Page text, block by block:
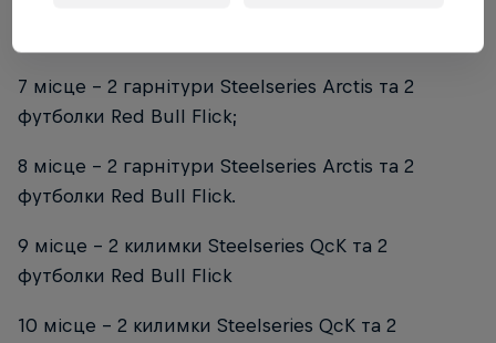
7 місце - 2 гарнітури Steelseries Arctis та 2
футболки Red Bull Flick;
8 місце - 2 гарнітури Steelseries Arctis та 2
футболки Red Bull Flick.
9 місце - 2 килимки Steelseries QcK та 2
футболки Red Bull Flick
10 місце - 2 килимки Steelseries QcK та 2